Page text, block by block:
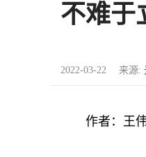
不难于
2022-03-22 来源:
作者：王伟